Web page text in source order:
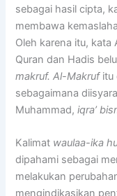
sebagai hasil cipta,
membawa
Oleh karena itu, kata
Quran dan Hadis
makruf. Al-Makruf itu
sebagaimana
Muhammad,iqra’
Kalimat waulaa-ika
dipahami sebagai
melakukan
mengindikasikan